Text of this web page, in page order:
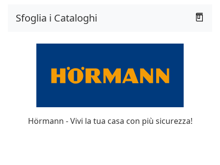
Sfoglia i Cataloghi
Hörmann - Vivi la tua casa con più sicurezza!